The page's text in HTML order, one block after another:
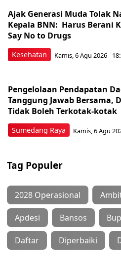
Kesehatan
Ajak Generasi Muda Tolak
Kepala BNN: Harus Berani
Say No to Drugs
Kamis, 6 Agu 2026 -
Sumedang Raya
Pengelolaan Pendapatan
Tanggung Jawab Bersama,
Tidak Boleh Terkotak-kotak
Kamis, 6 Agu
Tag Populer
2028 Operasional
Apdesi Bansos
Daftar Diperbaiki